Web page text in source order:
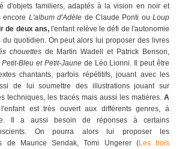
d'objets familiers, adaptés à la vision en noir et
encore L'album d'Adèle de Claude Ponti ouLoup
de deux ans, l'enfant relève le défi de l'autonomie
quotidien. On peut alors lui proposer des livres
chouettesde Martin Wadell et Patrick Benson,
Petit-Bleu et Petit-Jaunede Léo Lionni. Il peut être
chantants, parfois répétitifs, jouant avec les
de lui soumettre des illustrations jouant sur
techniques, les tracés mais aussi les matières. A
est très ouvert aux différents genres, à
Il a aussi besoin de réponses à certains
On pourra alors lui proposer les
de Maurice Sendak, Tomi Ungerer (Les trois